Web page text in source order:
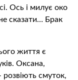
Ось і милує око
сказати… Брак
життя є
Оксана,
смуток,